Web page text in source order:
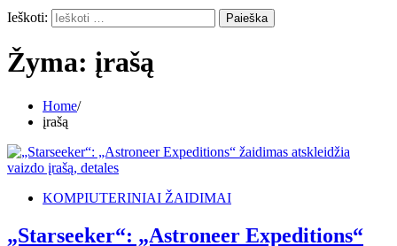
Ieškoti:
Žyma: įrašą
Home
įrašą
KOMPIUTERINIAI ŽAIDIMAI
„Starseeker“: „Astroneer Expeditions“